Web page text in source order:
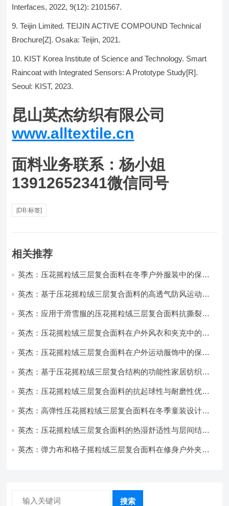
Interfaces, 2022, 9(12): 2101567.
Teijin Limited. TEIJIN ACTIVE COMPOUND Technical
Brochure[Z]. Osaka: Teijin, 2021.
KIST Korea Institute of Science and Technology. Smart
Raincoat with Integrated Sensors: A Prototype Study[R].
Seoul: KIST, 2023.
昆山英杰纺织有限公司
www.alltextile.cn
面料业务联系：杨小姐
13912652341微信同号
[DB:标签]
相关推荐
英杰：压花摇粒绒三层复合面料在冬季户外服装中的保暖
英杰：基于压花摇粒绒三层复合面料的高透气防风运动服
英杰：应用于滑雪服的压花摇粒绒三层复合面料抗撕裂与
英杰：压花摇粒绒三层复合面料在户外风衣和夹克中的应
英杰：压花摇粒绒三层复合面料在户外运动服饰中的保暖
英杰：基于压花摇粒绒三层复合结构的功能性家居纺织品
英杰：压花摇粒绒三层复合面料的抗起球性与耐磨性优化
英杰：高弹性压花摇粒绒三层复合面料在冬季童装设计中
英杰：压花摇粒绒三层复合面料的热湿舒适性与层间结合
英杰：弹力布和格子摇粒绒三层复合面料在修身户外夹克
搜索